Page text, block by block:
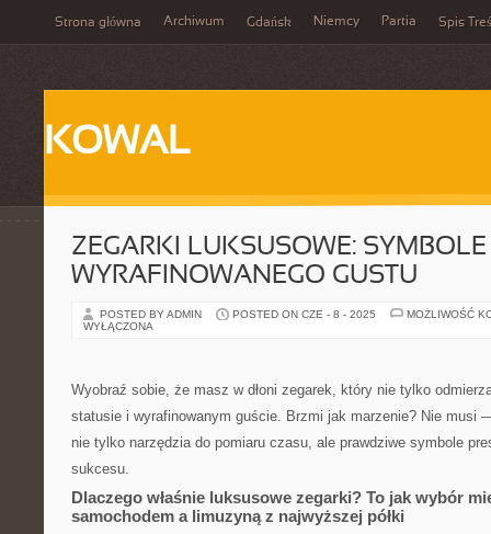
Strona główna Archiwum Gdańsk Niemcy Partia Spis
KOWAL
ZEGARKI LUKSUSOWE:
WYRAFINOWANEGO GUSTU
POSTED BY ADMIN POSTED ON CZE - 8 - 2025
MOŻLIWOŚĆ
WYŁĄCZONA
Wyobraź sobie, że masz w dłoni zegarek, który nie tylko
statusie i wyrafinowanym guście. Brzmi jak marzenie? Nie musi
nie tylko narzędzia do pomiaru czasu, ale prawdziwe symbole
sukcesu.
Dlaczego właśnie luksusowe zegarki? To jak wybór
samochodem a limuzyną z najwyższej półki